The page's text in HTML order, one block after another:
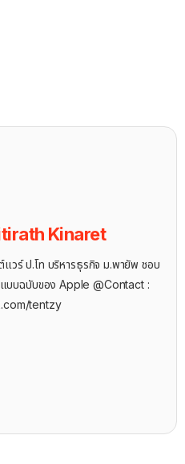
Kinaret
วร์ ป.โท บริหารธุรกิจ ม.พายัพ ชอบ
บบฉบับของ Apple @Contact :
tentzy